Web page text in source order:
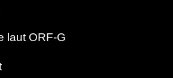
laut ORF-G